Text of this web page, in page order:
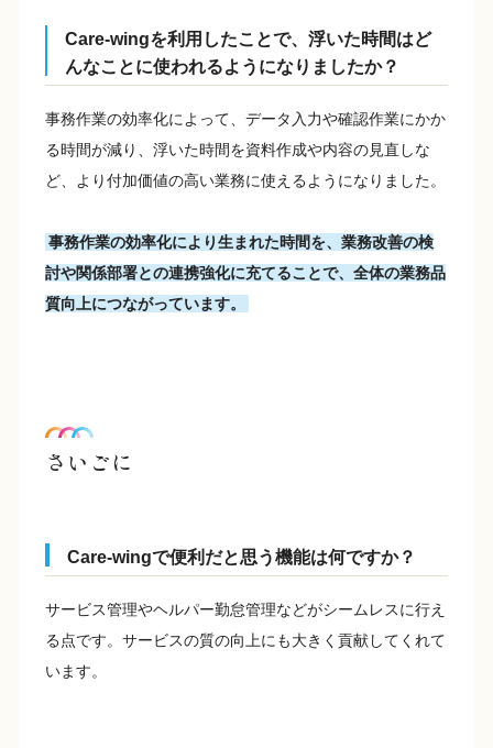
Care-wingを利用したことで、浮いた時間はど
んなことに使われるようになりましたか？
事務作業の効率化によって、データ入力や確認作業にかか
る時間が減り、浮いた時間を資料作成や内容の見直しな
ど、より付加価値の高い業務に使えるようになりました。
事務作業の効率化により生まれた時間を、業務改善の検
討や関係部署との連携強化に充てることで、全体の業務品
質向上につながっています。
さいごに
Care-wingで便利だと思う機能は何ですか？
サービス管理やヘルパー勤怠管理などがシームレスに行え
る点です。サービスの質の向上にも大きく貢献してくれて
います。